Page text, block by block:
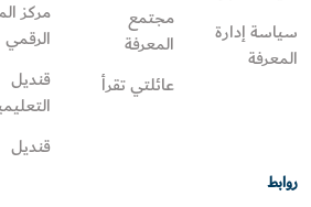
سياسة إدارة
المعرفة
مجتمع
المعرفة
عائلتي تقرأ‎
مركز
الرقمي
قنديل
قنديل
روابط